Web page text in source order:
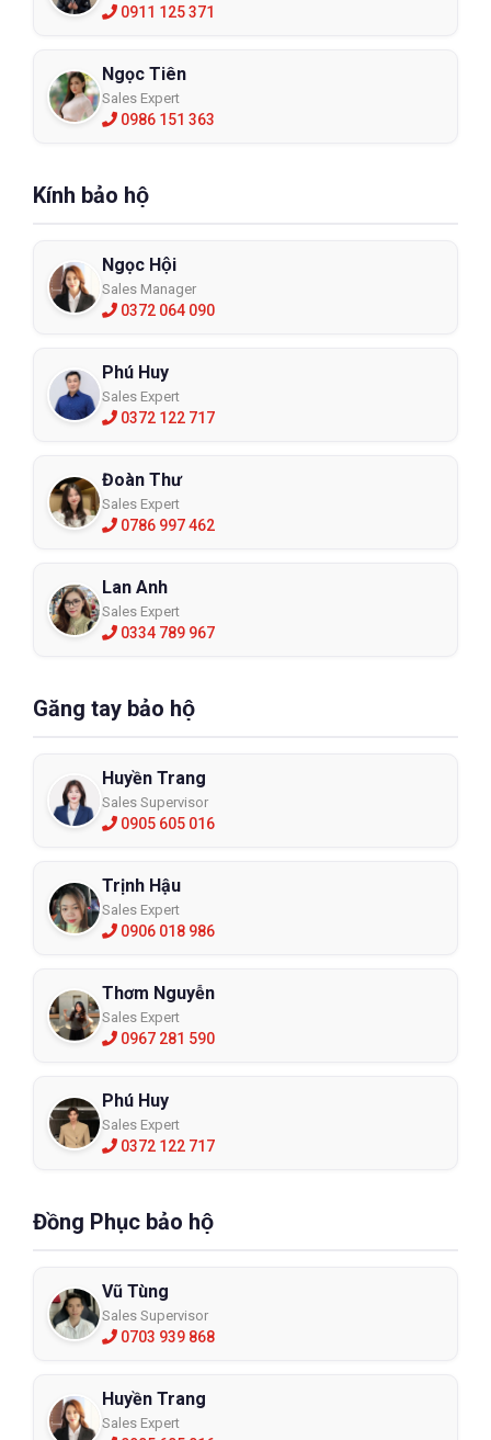
0911 125 371
Ngọc Tiên
Sales Expert
0986 151 363
Kính bảo hộ
Ngọc Hội
Sales Manager
0372 064 090
Phú Huy
Sales Expert
0372 122 717
Đoàn Thư
Sales Expert
0786 997 462
Lan Anh
Sales Expert
0334 789 967
Găng tay bảo hộ
Huyền Trang
Sales Supervisor
0905 605 016
Trịnh Hậu
Sales Expert
0906 018 986
Thơm Nguyễn
Sales Expert
0967 281 590
Phú Huy
Sales Expert
0372 122 717
Đồng Phục bảo hộ
Vũ Tùng
Sales Supervisor
0703 939 868
Huyền Trang
Sales Expert